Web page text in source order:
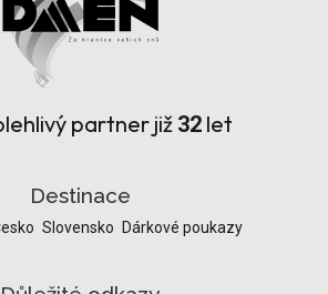
partner již 32let
Destinace
Slovensko Dárkové poukazy